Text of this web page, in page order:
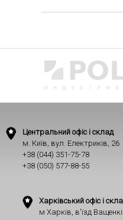
Центральний офіс і склад
м. Київ, вул. Електриків, 26
+38 (044) 351-75-78
+38 (050) 577-88-55
Харківський офіс і
м Харків, в'їзд